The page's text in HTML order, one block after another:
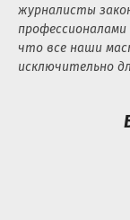
журналисты
что все наши
исключительно